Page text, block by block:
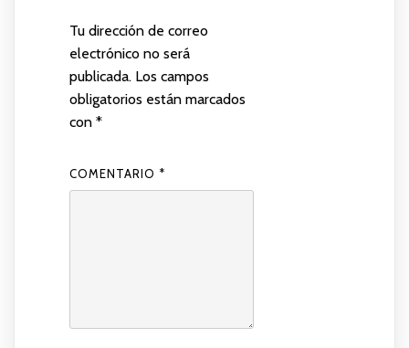
Tu dirección de correo
electrónico no será
publicada. Los campos
obligatorios están marcados
con *
COMENTARIO *